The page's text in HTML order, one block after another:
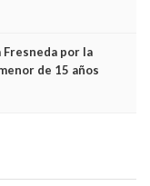
Fresneda por la
de 15 años